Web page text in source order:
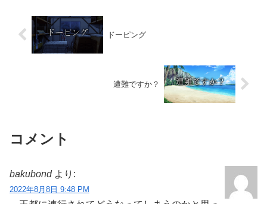
ドーピング
遭難ですか？
コメント
bakubond より:
2022年8月8日 9:48 PM